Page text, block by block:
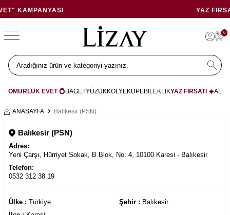
YAZ FIRSATI: 5.000 TL
0
ÖMÜRLÜK EVET 💍 BAGETYÜZÜKKOLYEKÜPEBİLEKLİKYAZ FIRSATI ☀️
ANASAYFA Balıkesir (PSN)
Balıkesir (PSN)
Adres:
Yeni Çarşı, Hürriyet Sokak, B Blok, No: 4, 10100 Karesi - Balıkesir
Telefon:
0532 312 38 19
Ülke : Türkiye Şehir : Balıkesir